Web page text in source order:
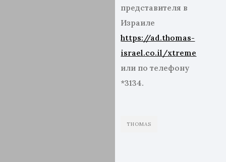
представителя в
Израиле
https://ad.thomas-
israel.co.il/xtreme
или по телефону
*3134.
THOMAS